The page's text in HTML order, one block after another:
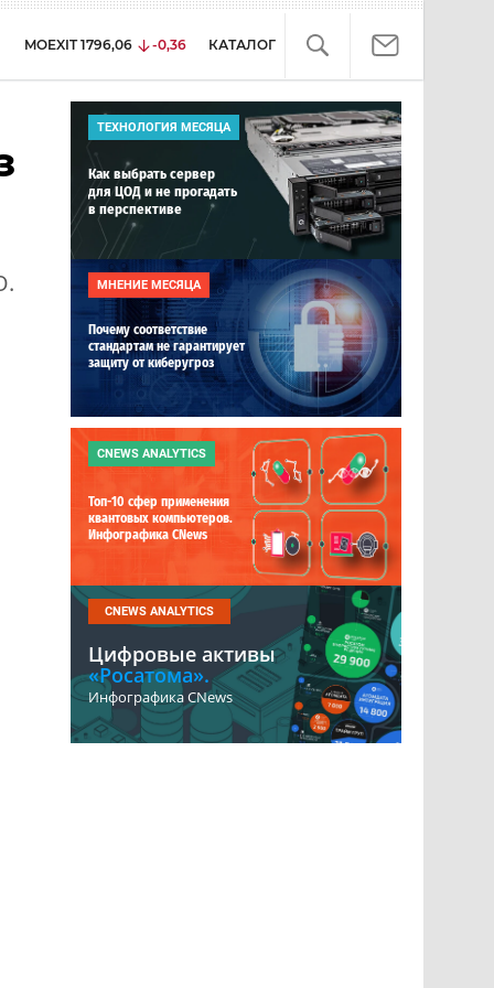
MOEXIT 1796,06 -0,36 КАТАЛОГ
ТЕХНОЛОГИЯ МЕСЯЦА
Как выбрать сервер
для ЦОД и не прогадать
в перспективе
МНЕНИЕ МЕСЯЦА
Почему соответствие
стандартам не гарантирует
защиту от киберугроз
CNEWS ANALYTICS
Топ-10 сфер применения
квантовых компьютеров.
Инфографика CNews
CNEWS ANALYTICS
Цифровые активы
«Росатома».
Инфографика CNews